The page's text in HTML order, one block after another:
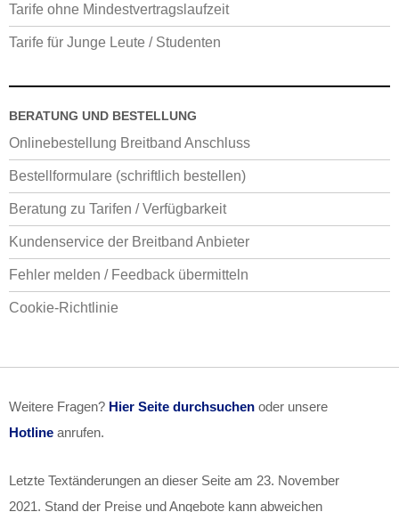
Tarife ohne Mindestvertragslaufzeit
Tarife für Junge Leute / Studenten
BERATUNG UND BESTELLUNG
Onlinebestellung Breitband Anschluss
Bestellformulare (schriftlich bestellen)
Beratung zu Tarifen / Verfügbarkeit
Kundenservice der Breitband Anbieter
Fehler melden / Feedback übermitteln
Cookie-Richtlinie
Weitere Fragen? Hier Seite durchsuchen oder unsere
Hotline anrufen.
Letzte Textänderungen an dieser Seite am 23. November
2021 . Stand der Preise und Angebote kann abweichen